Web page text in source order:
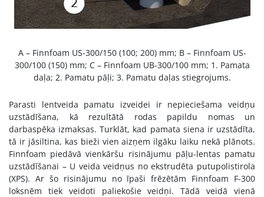
A – Finnfoam US-300/150 (100; 200) mm; B – Finnfoam US-
300/100 (150) mm; C – Finnfoam UB-300/100 mm; 1. Pamata
daļa; 2. Pamatu pāļi; 3. Pamatu daļas stiegrojums.
Parasti lentveida pamatu izveidei ir nepieciešama veidņu
uzstādīšana, kā rezultātā rodas papildu nomas un
darbaspēka izmaksas. Turklāt, kad pamata siena ir uzstādīta,
tā ir jāsiltina, kas bieži vien aizņem ilgāku laiku nekā plānots.
Finnfoam piedāvā vienkāršu risinājumu pāļu-lentas pamatu
uzstādīšanai – U veida veidņus no ekstrudēta putupolistirola
(XPS). Ar šo risinājumu no īpaši frēzētām Finnfoam F-300
loksnēm tiek veidoti paliekošie veidņi. Tādā veidā vienā